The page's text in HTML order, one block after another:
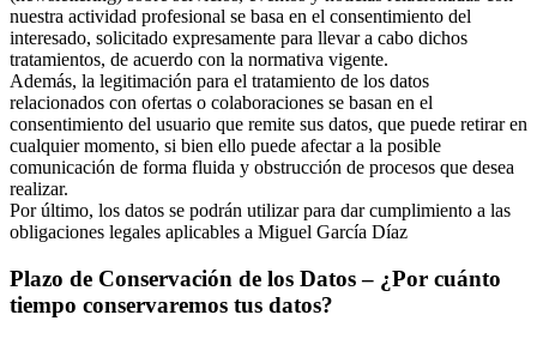
nuestra actividad profesional se basa en el consentimiento del
interesado, solicitado expresamente para llevar a cabo dichos
tratamientos, de acuerdo con la normativa vigente.
Además, la legitimación para el tratamiento de los datos
relacionados con ofertas o colaboraciones se basan en el
consentimiento del usuario que remite sus datos, que puede retirar en
cualquier momento, si bien ello puede afectar a la posible
comunicación de forma fluida y obstrucción de procesos que desea
realizar.
Por último, los datos se podrán utilizar para dar cumplimiento a las
obligaciones legales aplicables a Miguel García Díaz
Plazo de Conservación de los Datos – ¿Por cuánto
tiempo conservaremos tus datos?